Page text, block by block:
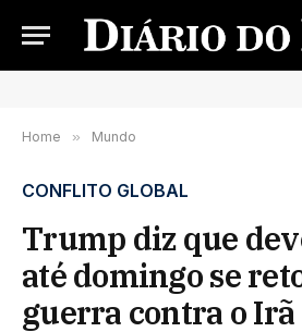
Home » Mundo
CONFLITO GLOBAL
Trump diz que
até domingo se
guerra contra o Irã